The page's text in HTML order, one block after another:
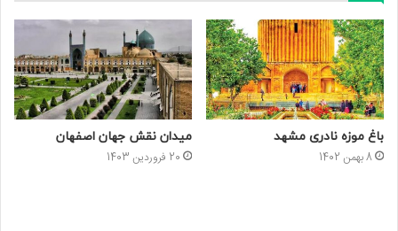
باغ موزه نادری مشهد
8 بهمن 1402
میدان نقش جهان اصفهان
20 فروردین 1403